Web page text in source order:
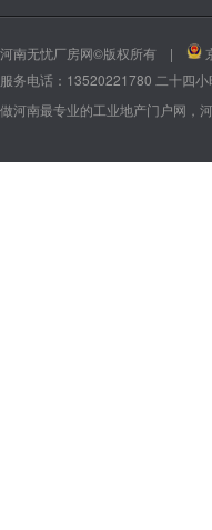
河南无忧厂房网©版权所有 |
服务电话：13520221780 二十四
做河南最专业的工业地产门户网